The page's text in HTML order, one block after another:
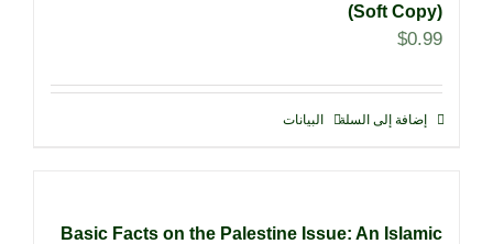
(Soft Copy)
$0.99
إضافة إلى السلة البيانات
Basic Facts on the Palestine Issue: An Islamic